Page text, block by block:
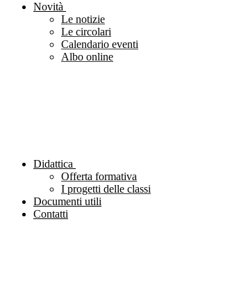
Novità
Le notizie
Le circolari
Calendario eventi
Albo online
Didattica
Offerta formativa
I progetti delle classi
Documenti utili
Contatti